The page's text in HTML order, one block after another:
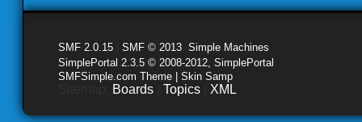
SMF 2.0.15 SMF © 2013 Simple Machines
SimplePortal 2.3.5 © 2008-2012, SimplePortal
SMFSimple.com Theme | Skin Samp
Boards Topics XML